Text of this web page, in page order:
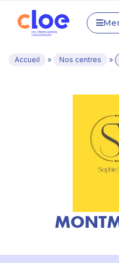
Accueil » Nos centres »